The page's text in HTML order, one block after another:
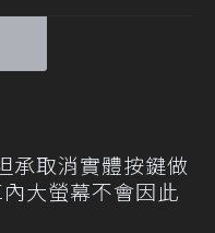
承取消實體按鍵做
大螢幕不會因此